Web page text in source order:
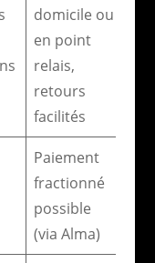
domicile ou
en point
relais,
retours
facilités
Paiement
fractionné
possible
(via Alma)